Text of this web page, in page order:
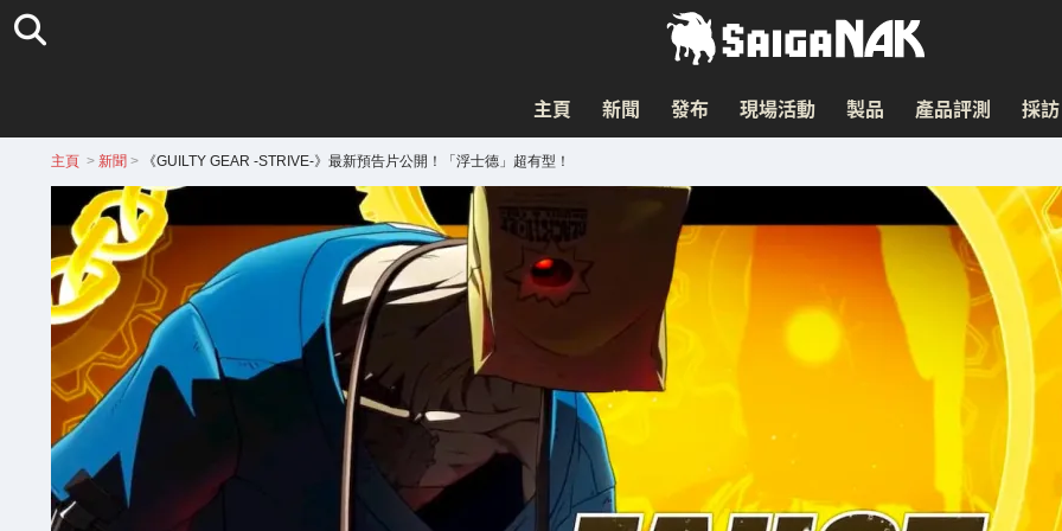
主頁 新聞 發布 現場活動 製品 產品評測 採訪
主頁 > 新聞 > 《GUILTY GEAR -STRIVE-》最新預告片公開！「浮士德」超有型！